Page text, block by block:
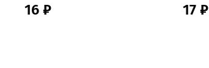
16 ₽ 17 ₽